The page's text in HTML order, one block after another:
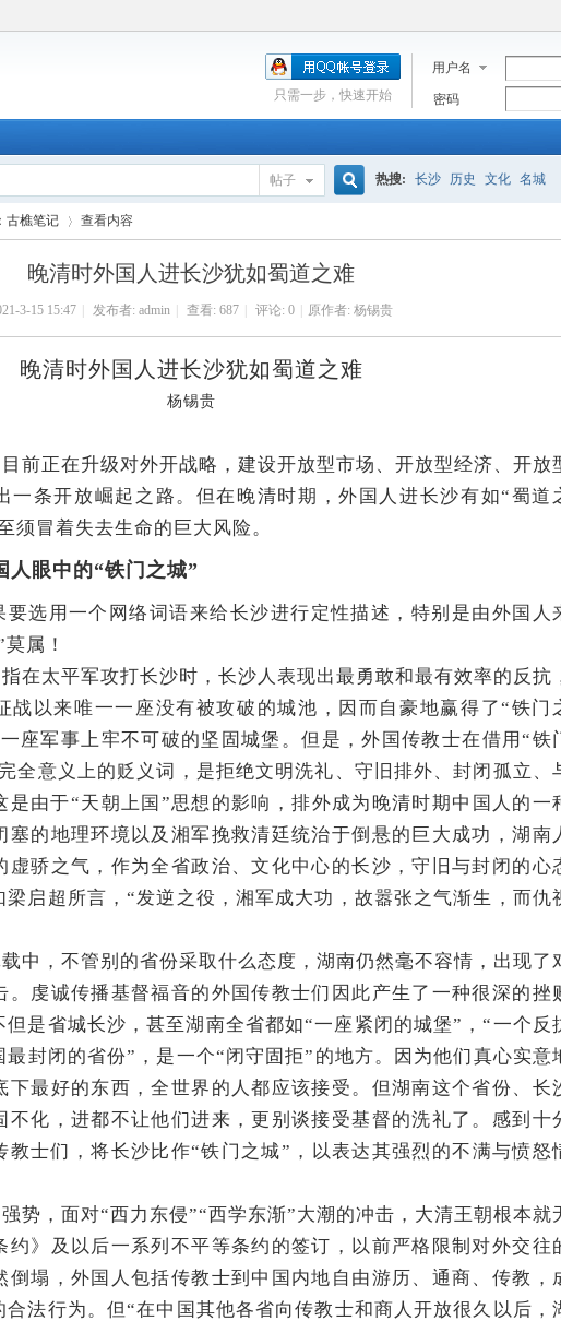
用户名
密码
只需一步，快速开始
帖子
索
热搜: 长沙 历史 文化 名城
古樵笔记
›
查看内容
晚清时外国人进长沙犹如蜀道之难
3-15 15:47 发布者: admin 查看: 687 评论: 0 原作者: 杨锡贵
晚清时外国人进长沙犹如蜀道之难
杨锡贵
前正在升级对外开战略，建设开放型市场、开放型经济、开放
一条开放崛起之路。但在晚清时期，外国人进长沙有如“蜀道
须冒着失去生命的巨大风险。
人眼中的“铁门之城”
要选用一个网络词语来给长沙进行定性描述，特别是由外国人
属！
在太平军攻打长沙时，长沙人表现出最勇敢和最有效率的反抗
战以来唯一一座没有被攻破的城池， 因而自豪地赢得了“铁门
座军事上牢不可破的坚固城堡。但是，外国传教士在借用“铁
全意义上的贬义词，是拒绝文明洗礼、守旧排外、封闭孤立、
是由于“天朝上国”思想的影响 ，排外成为晚清时期中国人的一
塞的地理环境以及湘军挽救清廷统治于倒悬的巨大成功，湖南
虚骄之气，作为全省政治、文化中心的长沙，守旧与封闭的心
梁启超所言，“发逆之役，湘军成大功，故嚣张之气渐生，而仇
中，不管别的省份采取什么态度，湖南仍然毫不容情，出现了
。虔诚传播基督福音的外国传教士们因此产生了一种很深的挫
是省城长沙，甚至湖南全省都如“一座紧闭的城堡”，“一个反
最封闭的省份”，是一个“闭守固拒”的地方。因为他们真心实意
下最好的东西，全世界的人都应该接受。但湖南这个省份、长
不化，进都不让他们进来，更别谈接受基督的洗礼了。感到十
教士们，将长沙比作“铁门之城”，以表达其强烈的不满与愤怒
势，面对“西力东侵”“西学东渐”大潮的冲击，大清王朝根本就
约》及以后一系列不平等条约的签订，以前严格限制对外交往
倒塌，外国人包括传教士到中国内地自由游历、通商、传教，
法行为。但“在中国其他各省向传教士和商人开放很久以后，